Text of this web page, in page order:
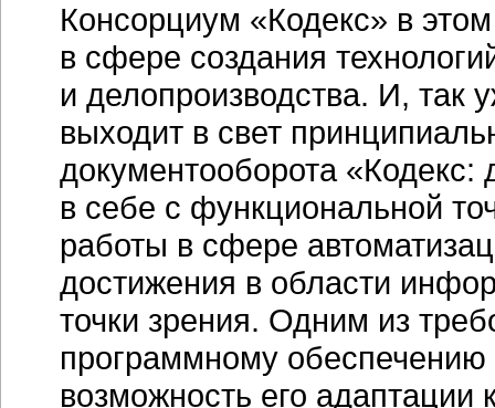
Консорциум «Кодекс» в
в сфере создания
и делопроизводства. И, так
выходит в свет
документооборота «Кодекс:
в себе с функциональной
работы в сфере
достижения в области
точки зрения. Одним из
программному обеспечению
возможность его